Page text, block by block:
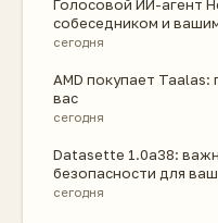
Голосовой ИИ-агент
собеседником и
сегодня
AMD покупает
вас
сегодня
Datasette 1.0a38:
безопасности для
сегодня